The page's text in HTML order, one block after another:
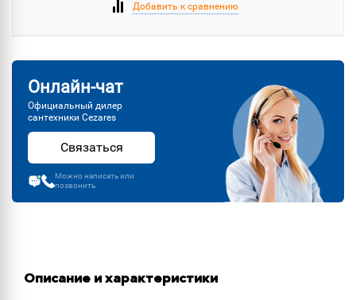
Добавить к сравнению
Онлайн-чат
Официальный дилер
сантехники Cezares
Связаться
Можно написать или
позвонить
Описание и характеристики